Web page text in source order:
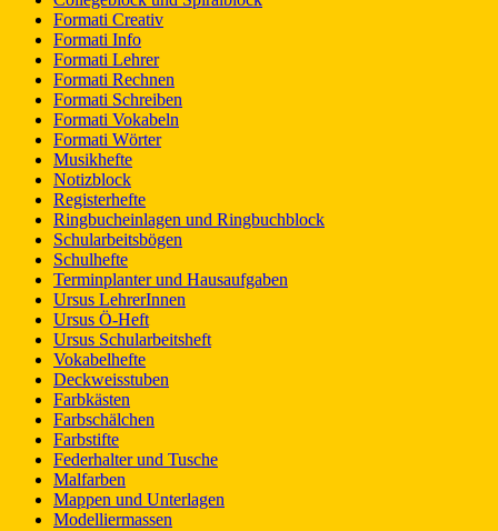
Formati Creativ
Formati Info
Formati Lehrer
Formati Rechnen
Formati Schreiben
Formati Vokabeln
Formati Wörter
Musikhefte
Notizblock
Registerhefte
Ringbucheinlagen und Ringbuchblock
Schularbeitsbögen
Schulhefte
Terminplanter und Hausaufgaben
Ursus LehrerInnen
Ursus Ö-Heft
Ursus Schularbeitsheft
Vokabelhefte
Deckweisstuben
Farbkästen
Farbschälchen
Farbstifte
Federhalter und Tusche
Malfarben
Mappen und Unterlagen
Modelliermassen